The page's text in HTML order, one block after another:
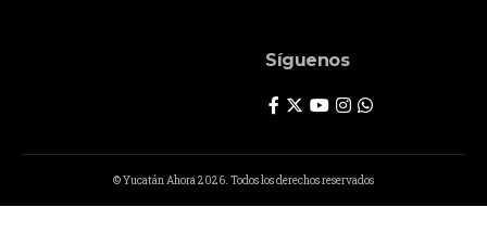
Síguenos
© Yucatán Ahora 2026. Todos los derechos reservados